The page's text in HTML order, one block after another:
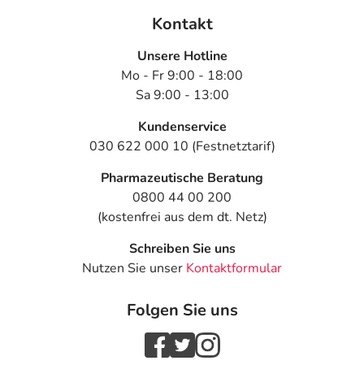
Adresse des Anbieters/Herstellers
88353 Kisslegg
PDF des Beipackzettelskönnen Sie sich oben
Kontakt
Unsere Hotline
Mo - Fr 9:00 - 18:00
Sa 9:00 - 13:00
Kundenservice
030 622 000 10 (Festnetztarif)
Pharmazeutische Beratung
0800 44 00 200
(kostenfrei aus dem dt. Netz)
Schreiben Sie uns
Nutzen Sie unser Kontaktformular
Folgen Sie uns